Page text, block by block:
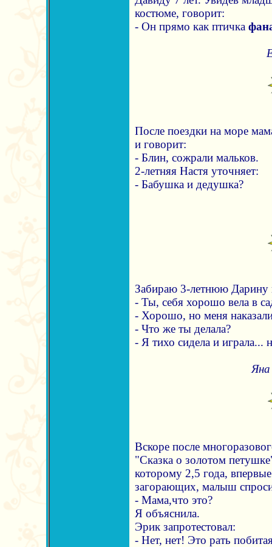
костюме, говорит:
- Он прямо как птичка
После поездки на море
и говорит:
- Блин, сожрали мальков.
2-летняя Настя уточняет:
- Бабушка и дедушка?
Забираю 3-летнюю Дарину
- Ты, себя хорошо вела в
- Хорошо, но меня
- Что же ты делала?
- Я тихо сидела и играла...
Яна
Вскоре после
"Сказка о золотом
которому 2,5 года,
загорающих, малыш
- Мама,что это?
Я объяснила.
Эрик запротестовал:
- Нет, нет! Это рать